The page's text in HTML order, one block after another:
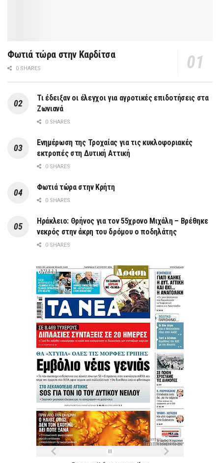
Φωτιά τώρα στην Καρδίτσα
0 SHARES
Τι έδειξαν οι έλεγχοι για αγροτικές επιδοτήσεις στα
Ζωνιανά
0 SHARES
Ενημέρωση της Τροχαίας για τις κυκλοφοριακές
εκτροπές στη Δυτική Αττική
0 SHARES
Φωτιά τώρα στην Κρήτη
0 SHARES
Ηράκλειο: Θρήνος για τον 55χρονο Μιχάλη – Βρέθηκε
νεκρός στην άκρη του δρόμου ο ποδηλάτης
0 SHARES